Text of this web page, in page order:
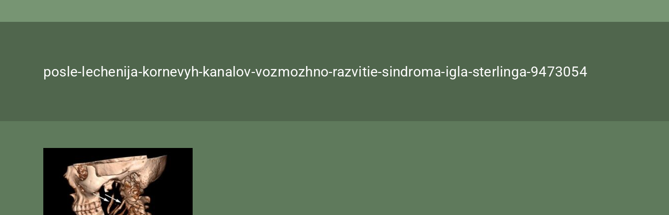
posle-lechenija-kornevyh-kanalov-vozmozhno-razvitie-sindroma-igla-sterlinga-9473054